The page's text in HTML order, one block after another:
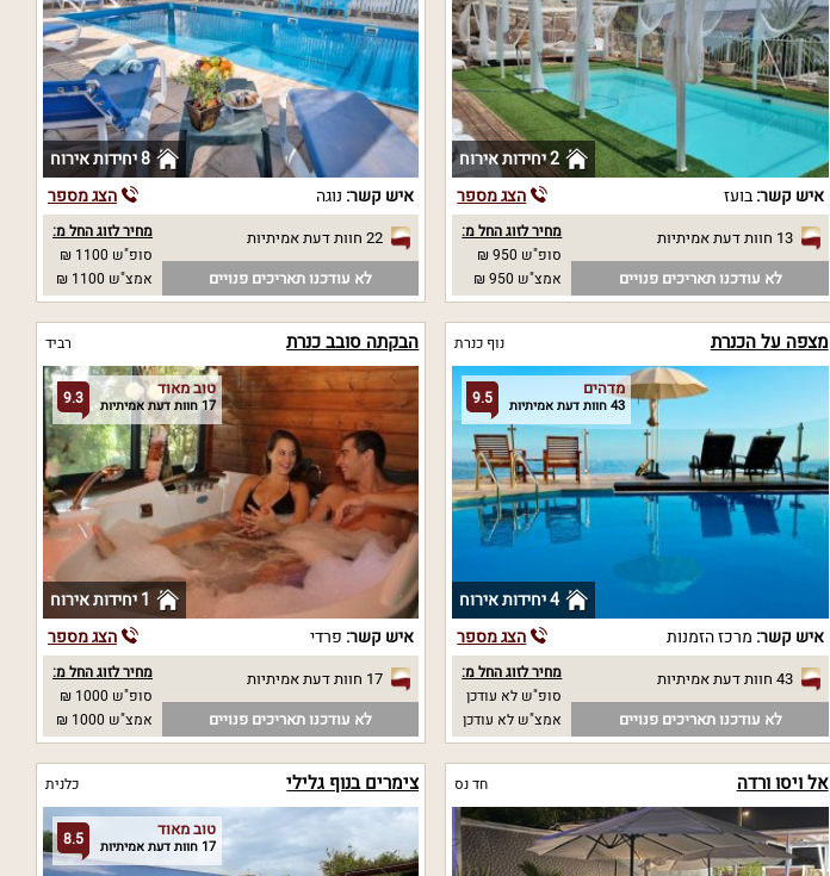
2 יחידות אירוח
איש קשר:בועז הצג מספר
13 חוות דעת אמיתיות
לא עודכנו תאריכים פנויים
מחיר לזוג החל מ:
סופ"ש 950 ₪
אמצ"ש 950 ₪
8 יחידות אירוח
איש קשר: נוגה הצג מספר
22 חוות דעת אמיתיות
לא עודכנו תאריכים פנויים
מחיר לזוג החל מ:
סופ"ש 1100 ₪
אמצ"ש 1100 ₪
מצפה על הכנרת נוף כנרת
9.5 מדהים
43 חוות דעת אמיתיות
4 יחידות אירוח
איש קשר: מרכז הזמנות הצג מספר
43 חוות דעת אמיתיות
לא עודכנו תאריכים פנויים
מחיר לזוג החל מ:
סופ"ש לא עודכן
אמצ"ש לא עודכן
הבקתה סובב כנרת רביד
9.3 טוב מאוד
17 חוות דעת אמיתיות
1 יחידות אירוח
איש קשר: פרדי הצג מספר
17 חוות דעת אמיתיות
לא עודכנו תאריכים פנויים
מחיר לזוג החל מ:
סופ"ש 1000 ₪
אמצ"ש 1000 ₪
אל ויסו ורדה חד נס צימרים בנוף גלילי כלנית
8.5 טוב מאוד
17 חוות דעת אמיתיות